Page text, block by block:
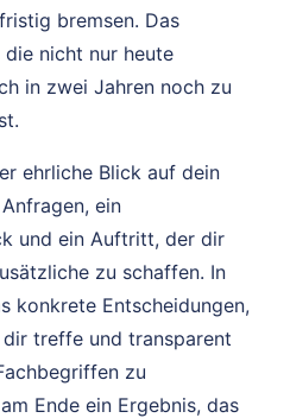
bremsen. Das
die nicht nur heute
in zwei Jahren noch zu
ehrliche Blick auf dein
ein
und ein Auftritt, der dir
zu schaffen. In
konkrete Entscheidungen,
treffe und transparent
zu
Ende ein Ergebnis, das